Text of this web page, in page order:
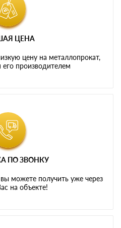
ЦЕНА
цену на металлопрокат,
его производителем
ПО ЗВОНКУ
можете получить уже через
на объекте!